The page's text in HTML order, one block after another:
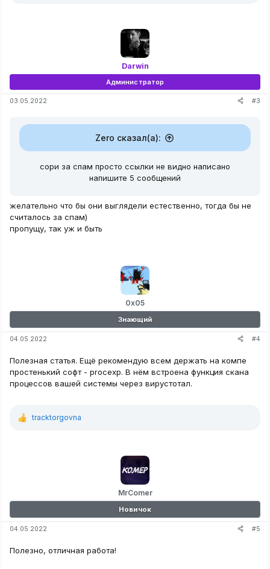
Darwin
Администратор
03.05.2022 #3
Zero сказал(а):
сори за спам просто ссылки не видно написано
напишите 5 сообщений
желательно что бы они выглядели естественно, тогда бы не
считалось за спам)
пропущу, так уж и быть
0x05
Знающий
04.05.2022 #4
Полезная статья. Ещё рекомендую всем держать на компе
простенький софт - procexp. В нём встроена функция скана
процессов вашей системы через вирустотал.
Р
tracktorgovna
MrComer
Новичок
04.05.2022 #5
Полезно, отличная работа!